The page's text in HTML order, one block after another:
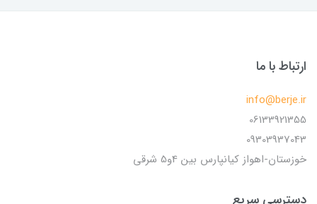
با ما
اهواز کیانپارس بین 4و5 شرقی
سریع